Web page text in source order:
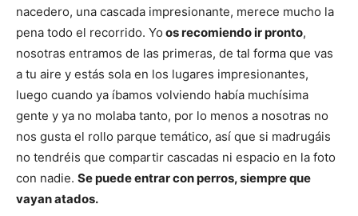
nacedero, una cascada impresionante, merece mucho la
pena todo el recorrido. Yo os recomiendo ir pronto,
nosotras entramos de las primeras, de tal forma que vas
a tu aire y estás sola en los lugares impresionantes,
luego cuando ya íbamos volviendo había muchísima
gente y ya no molaba tanto, por lo menos a nosotras no
nos gusta el rollo parque temático, así que si madrugáis
no tendréis que compartir cascadas ni espacio en la foto
con nadie. Se puede entrar con perros, siempre que
vayan atados.